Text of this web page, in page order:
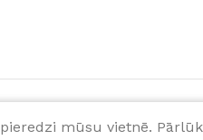
mūsu vietnē.